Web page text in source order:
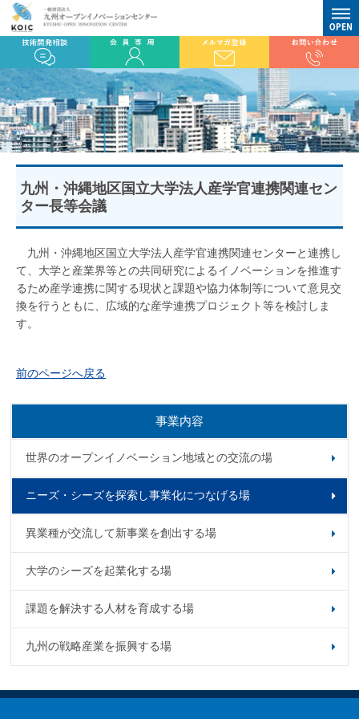
九州・沖縄地区国立大学法人産学官連携関連セン
ター長等会議
九州・沖縄地区国立大学法人産学官連携関連センターと連携し
て、大学と産業界等との共同研究によるイノベーションを推進す
るため産学連携に関する現状と課題や協力体制等について意見交
換を行うともに、広域的な産学連携プロジェクト等を検討しま
す。
前のページへ戻る
事業内容
世界のオープンイノベーション地域との交流の場
ニーズ・シーズを探索し事業化につなげる場
異業種が交流して 新事業を創出する場
大学のシーズを起業化する場
課題を解決する人材を育成する場
九州の戦略産業を振興する場